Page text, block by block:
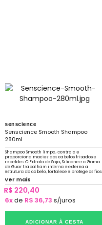
senscience
Senscience Smooth Shampoo
280ml
Shampoo Smooth limpa, controla e
proporciona maciez aos cabelos frisados e
rebeldes. O Extrato de Soja, Silicone e a Goma
de Guar trabalham interna e externa a
estrutura do cabelo, fortalece e protege os fios
e deixando-os macios e brilhantes.
ver mais
R$ 220,40
6xde R$ 36,73 s/juros
ADICIONAR À CESTA